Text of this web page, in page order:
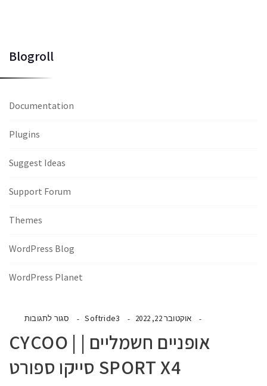
אוקטובר 22, 2022 Softride3 סגור לתגובות
אופניים חשמליים | | CYCOO
SPORT X4 סייקו ספורט
Blogroll
Documentation
Plugins
Suggest Ideas
Support Forum
Themes
WordPress Blog
WordPress Planet